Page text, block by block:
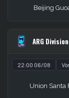
Beijing
ARG Division
22:00 06/08
Union Santa